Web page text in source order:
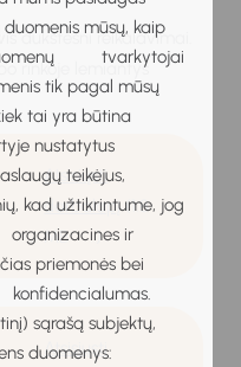
mūsų, kaip
tvarkytojai
tik pagal mūsų
tai yra būtina
nustatytus
teikėjus,
kad užtikrintume, jog
ir
priemonės bei
sąrašą subjektų,
duomenys:
aukštesni reikalavimai.
rinkoje lemiantys
Atsisiųsti
darbalapį(1.8
MB
)
Atsisiųsti